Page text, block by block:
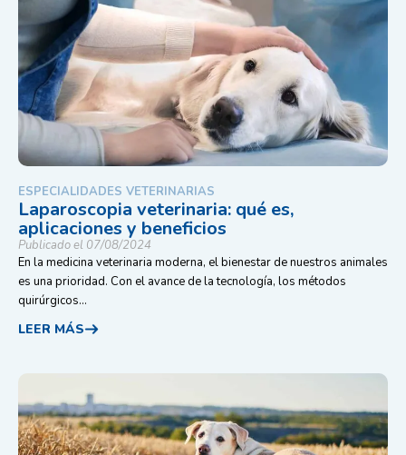
ESPECIALIDADES VETERINARIAS
Laparoscopia veterinaria: qué es,
aplicaciones y beneficios
Publicado el 07/08/2024
En la medicina veterinaria moderna, el bienestar de nuestros animales
es una prioridad. Con el avance de la tecnología, los métodos
quirúrgicos...
LEER MÁS